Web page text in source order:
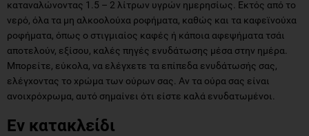
καταναλώνοντας 1.5 – 2 λίτρων υγρών ημερησίως. Εκτός από το
νερό, όλα τα μη αλκοολούχα ροφήματα, καθώς και τα καφεϊνούχα
ροφήματα, όπως ο στιγμιαίος καφές ή κάποια αφεψήματα τσάι
αποτελούν, εξίσου, καλές πηγές ενυδάτωσης μέσα στην ημέρα.
Μπορείτε, εύκολα, να ελέγχετε τα επίπεδα ενυδάτωσής σας,
ελέγχοντας το χρώμα των ούρων σας. Αν τα ούρα σας είναι
ανοιχρόχρωμα, αυτό σημαίνει ότι είστε καλά ενυδατωμένοι.
Εν κατακλείδι